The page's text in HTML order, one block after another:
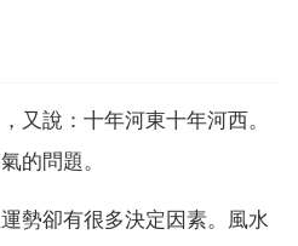
又說：十年河東十年河西。
的問題。
勢卻有很多決定因素。風水